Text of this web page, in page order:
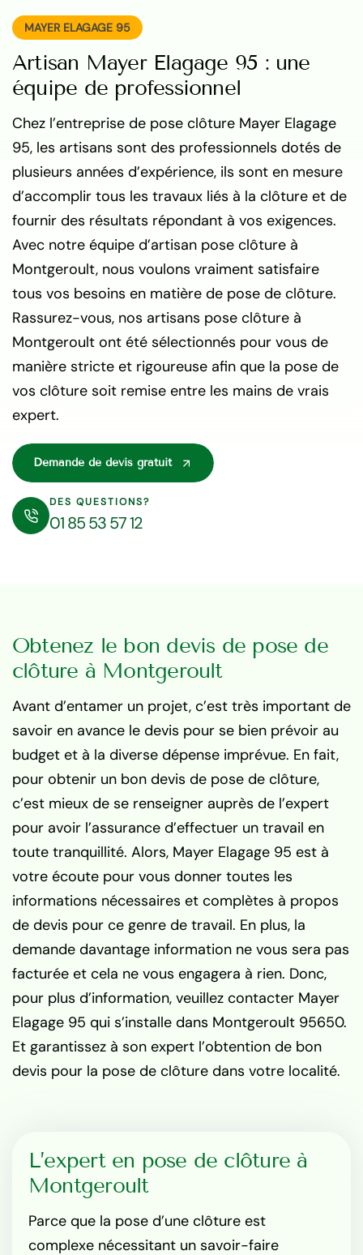
MAYER ELAGAGE 95
Artisan Mayer Elagage 95 : une
équipe de professionnel
Chez l’entreprise de pose clôture Mayer Elagage
95, les artisans sont des professionnels dotés de
plusieurs années d’expérience, ils sont en mesure
d’accomplir tous les travaux liés à la clôture et de
fournir des résultats répondant à vos exigences.
Avec notre équipe d’artisan pose clôture à
Montgeroult, nous voulons vraiment satisfaire
tous vos besoins en matière de pose de clôture.
Rassurez-vous, nos artisans pose clôture à
Montgeroult ont été sélectionnés pour vous de
manière stricte et rigoureuse afin que la pose de
vos clôture soit remise entre les mains de vrais
expert.
Demande de devis gratuit
DES QUESTIONS?
01 85 53 57 12
Obtenez le bon devis de pose de
clôture à Montgeroult
Avant d’entamer un projet, c’est très important de
savoir en avance le devis pour se bien prévoir au
budget et à la diverse dépense imprévue. En fait,
pour obtenir un bon devis de pose de clôture,
c’est mieux de se renseigner auprès de l’expert
pour avoir l’assurance d’effectuer un travail en
toute tranquillité. Alors, Mayer Elagage 95 est à
votre écoute pour vous donner toutes les
informations nécessaires et complètes à propos
de devis pour ce genre de travail. En plus, la
demande davantage information ne vous sera pas
facturée et cela ne vous engagera à rien. Donc,
pour plus d’information, veuillez contacter Mayer
Elagage 95 qui s’installe dans Montgeroult 95650.
Et garantissez à son expert l’obtention de bon
devis pour la pose de clôture dans votre localité.
L’expert en pose de clôture à
Montgeroult
Parce que la pose d’une clôture est
complexe nécessitant un savoir-faire